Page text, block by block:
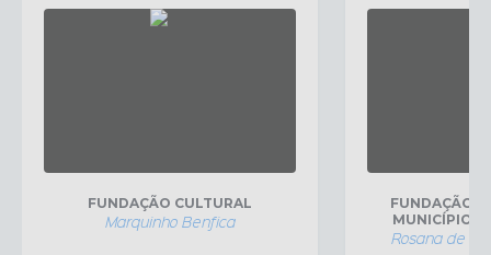
FUNDAÇÃO CULTURAL
Marquinho Benfica
FUNDAÇÃO
MUNICÍPIO
Rosana de